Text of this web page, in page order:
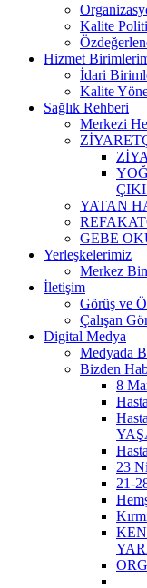
Kalite
Hizmet
İdari
Kalite
Sağlık Rehberi
Merkezi
YATAN
GEBE
Yerleşkelerimiz
Merkez
İletişim
Görüş ve
Çalışan
Digital Medya
Medyada
Bizden
8
23
21-